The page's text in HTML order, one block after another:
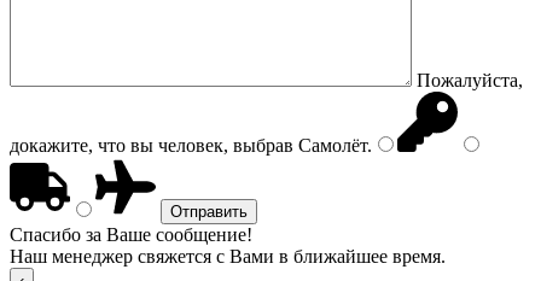
Пожалуйста,
докажите, что вы человек, выбрав Самолёт.
Спасибо за Ваше сообщение!
Наш менеджер свяжется с Вами в ближайшее время.